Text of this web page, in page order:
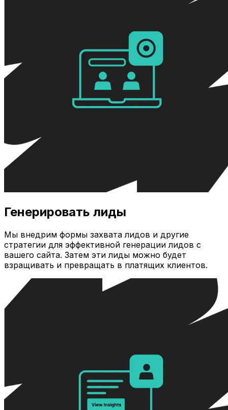
Генерировать лиды
Мы внедрим формы захвата лидов и другие
стратегии для эффективной генерации лидов с
вашего сайта. Затем эти лиды можно будет
взращивать и превращать в платящих клиентов.